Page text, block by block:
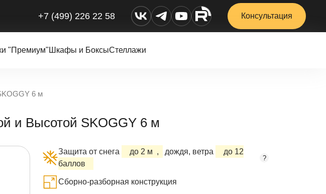
+7 (499) 226 22 58 Консультация
"Премиум" Шкафы и БоксыСтеллажи
6 м
и Высотой SKOGGY 6 м
Защита от снега до 2 м , дождя, ветра
до 12
баллов
?
Сборно-разборная конструкция